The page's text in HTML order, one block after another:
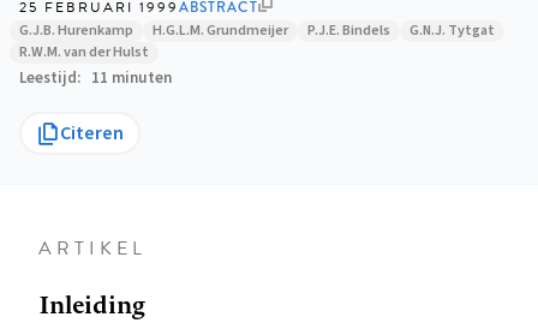
25 FEBRUARI 1999ABSTRACT
G.J.B. Hurenkamp
H.G.L.M. Grundmeijer P.J.E. Bindels
G.N.J. Tytgat
R.W.M. van der Hulst
Leestijd 11 minuten
Citeren
ARTIKEL
Inleiding